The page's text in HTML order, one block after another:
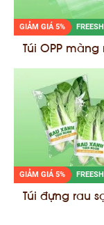
GIẢM GIÁ 5%
Túi OPP
GIẢM GIÁ 5%
Túi đựng rau